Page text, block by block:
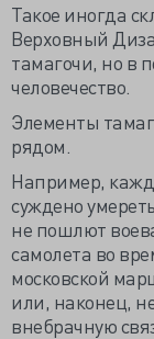
Такое иногда
Верховный
тамагочи, но в
человечество.
Элементы
рядом.
Например,
суждено
не пошлют
самолета во
московской
или, наконец,
внебрачную